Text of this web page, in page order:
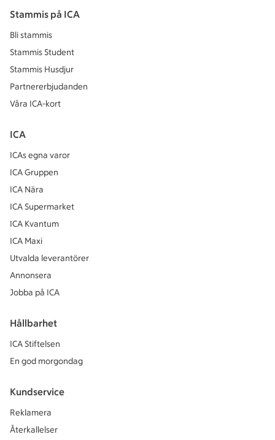
Stammis på ICA
Bli stammis
Stammis Student
Stammis Husdjur
Partnererbjudanden
Våra ICA-kort
ICA
ICAs egna varor
ICA Gruppen
ICA Nära
ICA Supermarket
ICA Kvantum
ICA Maxi
Utvalda leverantörer
Annonsera
Jobba på ICA
Hållbarhet
ICA Stiftelsen
En god morgondag
Kundservice
Reklamera
Återkallelser